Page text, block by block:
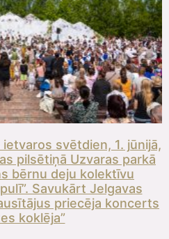
svētdien, 1. jūnijā,
pilsētiņā Uzvaras parkā
bērnu deju kolektīvu
Savukārt Jelgavas
priecēja koncerts
koklēja”